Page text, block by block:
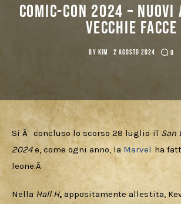
Libri e fumetti
Cercatori
Download
Comic-Con 2024 –
vecchie facce
BY KIM 2 AGOSTO 2024 0
Si Ã¨ concluso lo scorso 28 luglio il San
2024 e, come ogni anno, la Marvel ha
leone.Â
Nella Hall H, appositamente allestita,